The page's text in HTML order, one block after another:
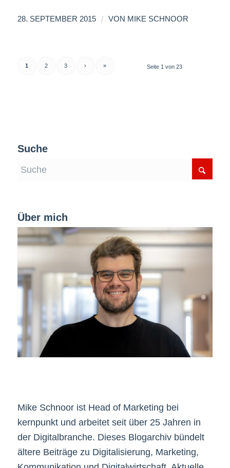
28. SEPTEMBER 2015 / VON MIKE SCHNOOR
Seite 1 von 23
1 2 3 › »
Suche
Über mich
Mike Schnoor ist Head of Marketing bei
kernpunkt und arbeitet seit über 25 Jahren in
der Digitalbranche. Dieses Blogarchiv bündelt
ältere Beiträge zu Digitalisierung, Marketing,